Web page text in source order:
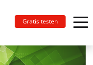
Gratis testen